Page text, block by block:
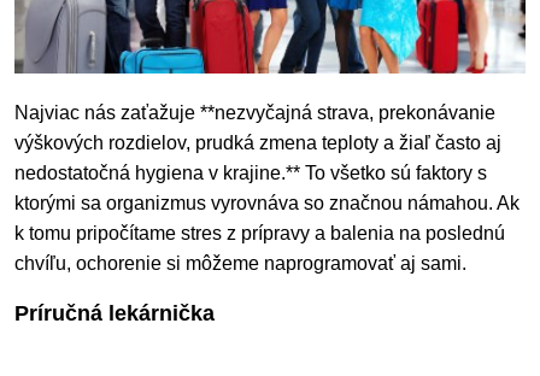
Najviac nás zaťažuje **nezvyčajná strava, prekonávanie
výškových rozdielov, prudká zmena teploty a žiaľ často aj
nedostatočná hygiena v krajine.** To všetko sú faktory s
ktorými sa organizmus vyrovnáva so značnou námahou. Ak
k tomu pripočítame stres z prípravy a balenia na poslednú
chvíľu, ochorenie si môžeme naprogramovať aj sami.
Príručná lekárnička